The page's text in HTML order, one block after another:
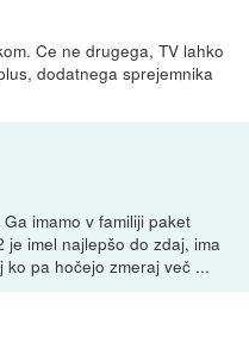
Ce ne drugega, TV lahko
dodatnega sprejemnika
imamo v familiji paket
je imel najlepšo do zdaj, ima
ko pa hočejo zmeraj več ...